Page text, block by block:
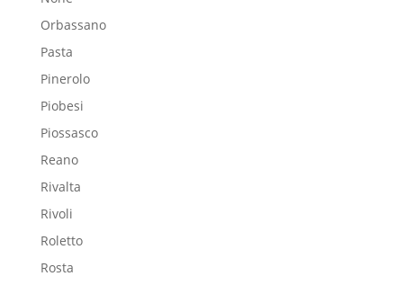
Orbassano
Pasta
Pinerolo
Piobesi
Piossasco
Reano
Rivalta
Rivoli
Roletto
Rosta